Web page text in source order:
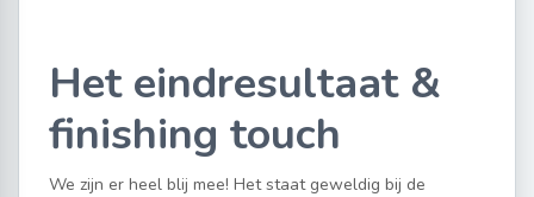
Het eindresultaat &
finishing touch
We zijn er heel blij mee! Het staat geweldig bij de